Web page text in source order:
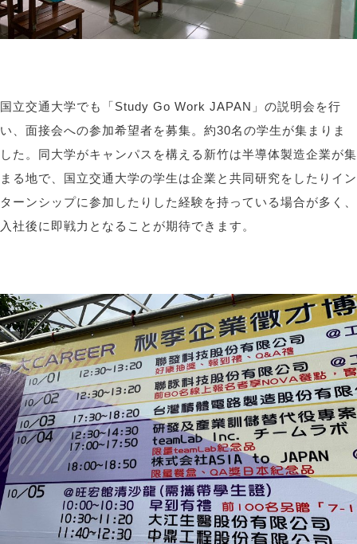
国立交通大学でも「Study Go Work JAPAN」の説明会を行
い、面接会への参加希望者を募集。約30名の学生が集まりま
した。同大学がキャンパスを構える新竹は半導体製造企業が集
まる地で、国立交通大学の学生は企業と共同研究をしたりイン
ターンシップに参加したりした経験を持っている場合が多く、
入社後に即戦力となることが期待できます。